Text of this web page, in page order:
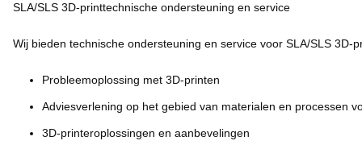
SLA/SLS 3D-printtechnische ondersteuning en service
Wij bieden technische ondersteuning en service voor SLA/SLS 3D-
Probleemoplossing met 3D-printen
Adviesverlening op het gebied van materialen en processen
3D-printeroplossingen en aanbevelingen